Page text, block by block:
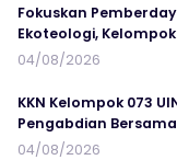
Fokuskan
Ekoteologi, Kelompok
04/08/2026
KKN Kelompok 073
Pengabdian
04/08/2026